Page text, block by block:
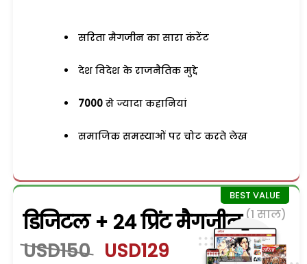
सरिता मैगजीन का सारा कंटेंट
देश विदेश के राजनैतिक मुद्दे
7000 से ज्यादा कहानियां
समाजिक समस्याओं पर चोट करते लेख
डिजिटल + 24 प्रिंट मैगजीन (1 साल)
USD150 USD129